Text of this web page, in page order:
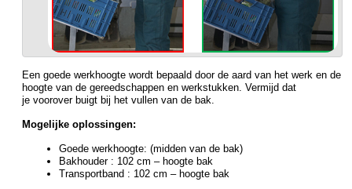
Een goede werkhoogte wordt bepaald door de aard van het werk en de
hoogte van de gereedschappen en werkstukken. Vermijd dat
je voorover buigt bij het vullen van de bak.
Mogelijke oplossingen:
Goede werkhoogte: (midden van de bak)
Bakhouder : 102 cm – hoogte bak
Transportband : 102 cm – hoogte bak